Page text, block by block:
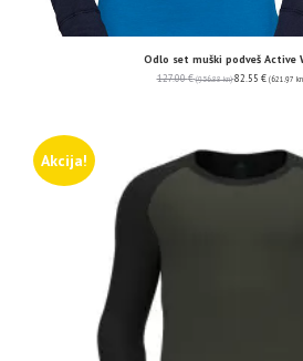
Odlo set muški podveš Active
127.00€ (956.88 kn) 82.55 € (621.97
Akcija!